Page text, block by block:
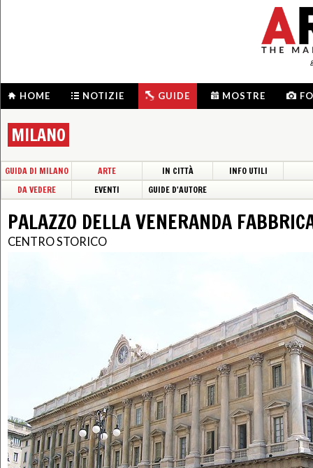
HOME NOTIZIE GUIDE MOSTRE
MILANO
GUIDA DI MILANO ARTE IN CITTÀ
INFO UTILI
DA VEDERE
EVENTI GUIDE D'AUTORE
PALAZZO DELLA VENERANDA
CENTRO STORICO